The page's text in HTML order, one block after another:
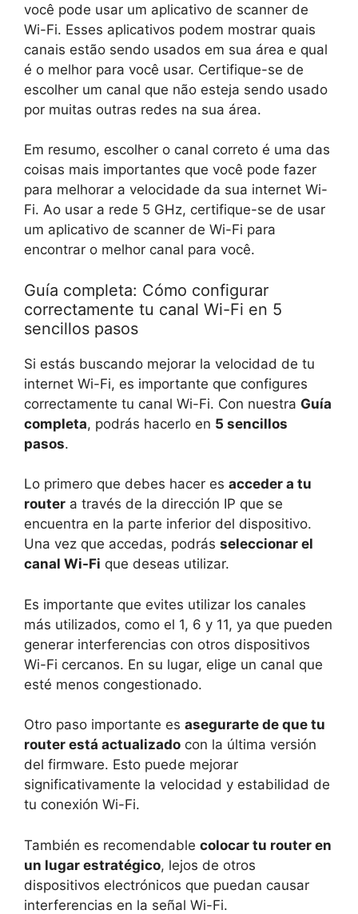
você pode usar um aplicativo de scanner de
Wi-Fi. Esses aplicativos podem mostrar quais
canais estão sendo usados ​​em sua área e qual
é o melhor para você usar. Certifique-se de
escolher um canal que não esteja sendo usado
por muitas outras redes na sua área.
Em resumo, escolher o canal correto é uma das
coisas mais importantes que você pode fazer
para melhorar a velocidade da sua internet Wi-
Fi. Ao usar a rede 5 GHz, certifique-se de usar
um aplicativo de scanner de Wi-Fi para
encontrar o melhor canal para você.
Guía completa: Cómo configurar
correctamente tu canal Wi-Fi en 5
sencillos pasos
Si estás buscando mejorar la velocidad de tu
internet Wi-Fi, es importante que configures
correctamente tu canal Wi-Fi. Con nuestra Guía
completa, podrás hacerlo en 5 sencillos
pasos.
Lo primero que debes hacer es acceder a tu
router a través de la dirección IP que se
encuentra en la parte inferior del dispositivo.
Una vez que accedas, podrás seleccionar el
canal Wi-Fi que deseas utilizar.
Es importante que evites utilizar los canales
más utilizados, como el 1, 6 y 11, ya que pueden
generar interferencias con otros dispositivos
Wi-Fi cercanos. En su lugar, elige un canal que
esté menos congestionado.
Otro paso importante es asegurarte de que tu
router está actualizado con la última versión
del firmware. Esto puede mejorar
significativamente la velocidad y estabilidad de
tu conexión Wi-Fi.
También es recomendable colocar tu router en
un lugar estratégico, lejos de otros
dispositivos electrónicos que puedan causar
interferencias en la señal Wi-Fi.